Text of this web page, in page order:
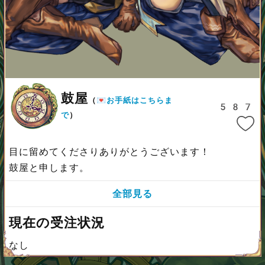
鼓屋 （ 💌お手紙はこちらま
で）
587
目に留めてくださりありがとうございます！
鼓屋と申します。
全部見る
現在の受注状況
なし